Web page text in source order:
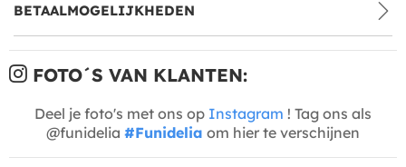
BETAALMOGELIJKHEDEN
FOTO´S VAN KLANTEN:
Deel je foto's met ons op Instagram ! Tag ons als
@funidelia #Funidelia om hier te verschijnen